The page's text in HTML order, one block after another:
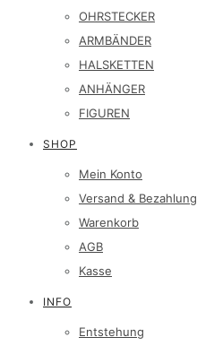
OHRSTECKER
ARMBÄNDER
HALSKETTEN
ANHÄNGER
FIGUREN
SHOP
Mein Konto
Versand & Bezahlung
Warenkorb
AGB
Kasse
INFO
Entstehung